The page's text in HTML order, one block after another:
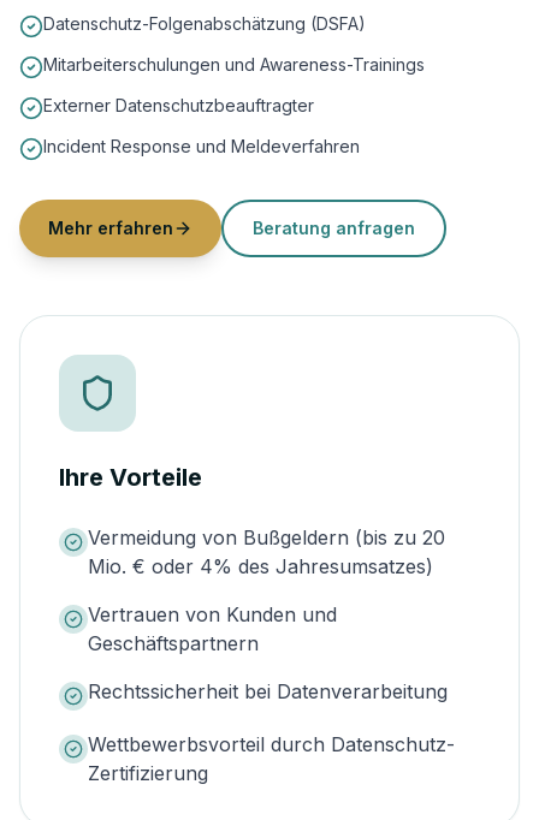
Datenschutz-Folgenabschätzung (DSFA)
Mitarbeiterschulungen und Awareness-Trainings
Externer Datenschutzbeauftragter
Incident Response und Meldeverfahren
Mehr erfahren Beratung anfragen
Ihre Vorteile
Vermeidung von Bußgeldern (bis zu 20
Mio. € oder 4% des Jahresumsatzes)
Vertrauen von Kunden und
Geschäftspartnern
Rechtssicherheit bei Datenverarbeitung
Wettbewerbsvorteil durch Datenschutz-
Zertifizierung